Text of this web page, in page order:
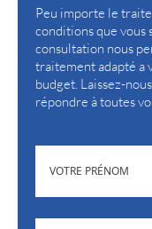
Peu importe le
conditions que vous
consultation nous
traitement adapté a
budget. Laissez-
répondre à toutes